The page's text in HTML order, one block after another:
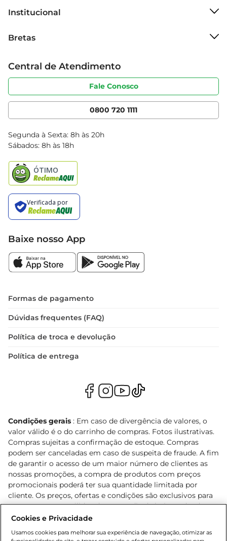
Institucional
Grupo Cencosud
Sobre privacidade
Portal do fornecedor
Cencosud Media
Bretas
Produtos Bretas
Código de ética
Serviços
Clube Bretas
Blog Bretas
Black Friday
Central de Atendimento
Fale Conosco
0800 720 1111
Segunda à Sexta: 8h às 20h
Sábados: 8h às 18h
Baixe nosso App
Formas de pagamento
Dúvidas frequentes (FAQ)
Política de troca e devolução
Política de entrega
Condições gerais : Em caso de divergência de valores, o
valor válido é o do carrinho de compras. Fotos ilustrativas.
Compras sujeitas a confirmação de estoque. Compras
podem ser canceladas em caso de suspeita de fraude. A fim
de garantir o acesso de um maior número de clientes as
nossas promoções, a compra de produtos com preços
promocionais poderá ter sua quantidade limitada por
cliente. Os preços, ofertas e condições são exclusivos para
o e-commerce e válidos durante o dia de hoje, podendo
sofrer alterações sem prévia notificação. Proibida a venda
Lei n.º 8069/90, art. 81, inciso II (Estatuto da Criança e do
Cookies e Privacidade
Usamos cookies para melhorar sua experiência de navegação, otimizar as